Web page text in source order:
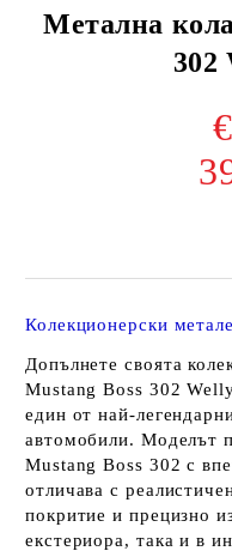
Метална
302
Колекционерски
Допълнете своята
Mustang Boss 302
един от най-
автомобили. Моделът
Mustang Boss 302 с
отличава с
покритие и прецизно
екстериора, така и в